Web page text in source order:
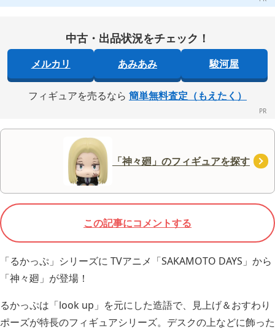
中古・出品状況をチェック！
メルカリ あみあみ 駿河屋
フィギュアを売るなら 簡単無料査定（もえたく）
「神々廻」のフィギュアを探す
この記事にコメントする
「るかっぷ」シリーズに TVアニメ「SAKAMOTO DAYS」から
「神々廻」が登場！
るかっぷは「look up」を元にした造語で、見上げ＆おすわり
ポーズが特長のフィギュアシリーズ。デスクの上などに飾った